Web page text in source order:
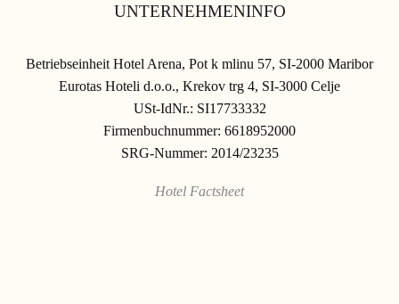
UNTERNEHMENINFO
Betriebseinheit Hotel Arena, Pot k mlinu 57, SI-2000 Maribor
Eurotas Hoteli d.o.o., Krekov trg 4, SI-3000 Celje
USt-IdNr.: SI17733332
Firmenbuchnummer: 6618952000
SRG-Nummer: 2014/23235
Hotel Factsheet